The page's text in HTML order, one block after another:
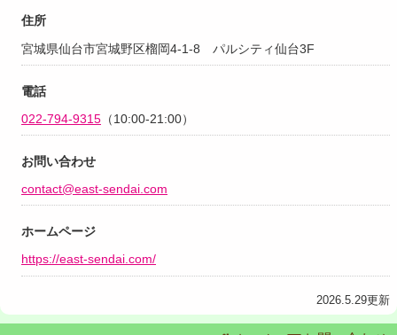
住所
宮城県仙台市宮城野区榴岡4-1-8 パルシティ仙台3F
電話
022-794-9315 （10:00-21:00）
お問い合わせ
contact@east-sendai.com
ホームページ
https://east-sendai.com/
2026.5.29更新